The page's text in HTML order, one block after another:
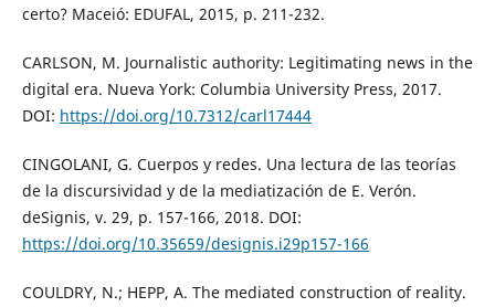
certo? Maceió: EDUFAL, 2015, p. 211-232.
CARLSON, M. Journalistic authority: Legitimating news in the
digital era. Nueva York: Columbia University Press, 2017.
DOI: https://doi.org/10.7312/carl17444
CINGOLANI, G. Cuerpos y redes. Una lectura de las teorías
de la discursividad y de la mediatización de E. Verón.
deSignis, v. 29, p. 157-166, 2018. DOI:
https://doi.org/10.35659/designis.i29p157-166
COULDRY, N.; HEPP, A. The mediated construction of reality.